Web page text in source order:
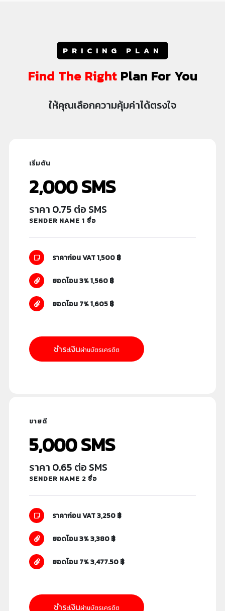
PRICING PLAN
Find The Right Plan For You
ให้คุณเลือกความคุ้มค่าได้ตรงใจ
เริ่มต้น
2,000 SMS
ราคา 0.75 ต่อ SMS
SENDER NAME 1 ชื่อ
ราคาก่อน VAT 1,500 ฿
ยอดโอน 3% 1,560 ฿
ยอดโอน 7% 1,605 ฿
ชำระเงินผ่านบัตรเครดิต
ขายดี
5,000 SMS
ราคา 0.65 ต่อ SMS
SENDER NAME 2 ชื่อ
ราคาก่อน VAT 3,250 ฿
ยอดโอน 3% 3,380 ฿
ยอดโอน 7% 3,477.50 ฿
ชำระเงินผ่านบัตรเครดิต